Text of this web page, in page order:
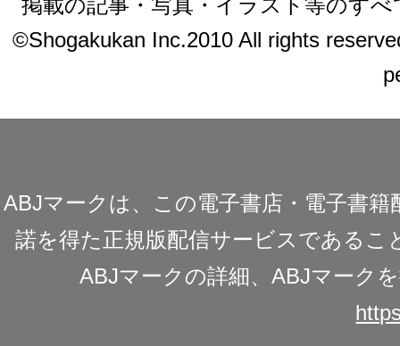
掲載の記事・写真・イラスト等のす
©Shogakukan Inc.2010 All rights
ABJマークは、この電子書店・電子書
諾を得た正規版配信サービスであるこ
ABJマークの詳細、ABJマーク